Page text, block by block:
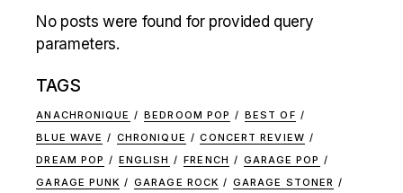
No posts were found for provided query
parameters.
TAGS
ANACHRONIQUE BEDROOM POP
BEST OF
BLUE WAVE
CHRONIQUE
CONCERT REVIEW
DREAM POP
ENGLISH FRENCH
GARAGE POP
GARAGE PUNK
GARAGE ROCK
GARAGE STONER